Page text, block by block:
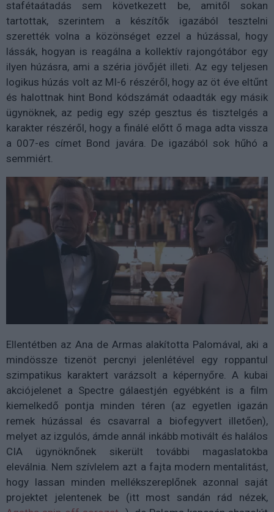
stafétaátadás sem következett be, amitől sokan
tartottak, szerintem a készítők igazából tesztelni
szerették volna a közönséget ezzel a húzással, hogy
lássák, hogyan is reagálna a kollektív rajongótábor egy
ilyen húzásra, ami a széria jövőjét illeti. Az egy teljesen
logikus húzás volt az MI-6 részéről, hogy az öt éve eltűnt
és halottnak hint Bond kódszámát odaadták egy másik
ügynöknek, az pedig egy szép gesztus és tisztelgés a
karakter részéről, hogy a finálé előtt ő maga adta vissza
a 007-es címet Bond javára. De igazából sok hűhó a
semmiért.
Ellentétben az Ana de Armas alakította Palomával, aki a
mindössze tizenöt percnyi jelenlétével egy roppantul
szimpatikus karaktert varázsolt a képernyőre. A kubai
akciójelenet a Spectre gálaestjén egyébként is a film
kiemelkedő pontja minden téren (az egyetlen igazán
remek húzással és csavarral a biofegyvert illetően),
melyet az izgulós, ámde annál inkább motivált és halálos
CIA ügynöknőnek sikerült további magaslatokba
eleválnia. Nem szívlelem azt a fajta modern mentalitást,
hogy lassan minden mellékszereplőnek azonnal saját
projektet jelentenek be (itt most sandán rád nézek,